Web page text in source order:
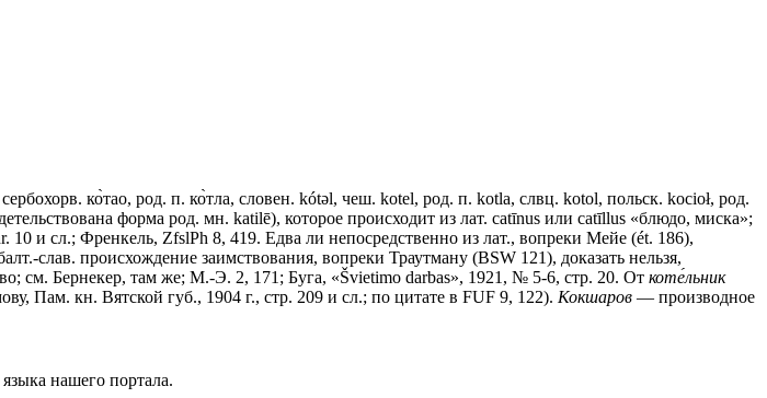
сербохорв. ко̀тао, род. п. ко̀тла, словен. kótǝl, чеш. kotel, род. п. kotla, слвц. kotol, польск. kосiоł, род.
форма род. мн. katilē), которое происходит из лат. catīnus или catīllus «блюдо, миска»;
и сл.; Френкель, ZfslPh 8, 419. Едва ли непосредственно из лат., вопреки Мейе (ét. 186),
слав. происхождение заимствования, вопреки Траутману (ВSW 121), доказать нельзя,
см. Бернекер, там же; М.-Э. 2, 171; Буга, «Švietimo darbas», 1921, № 5-6, стр. 20. От коте́льник
Пам. кн. Вятской губ., 1904 г., стр. 209 и сл.; по цитате в FUF 9, 122). Кокшаров — производное
языка нашего портала.